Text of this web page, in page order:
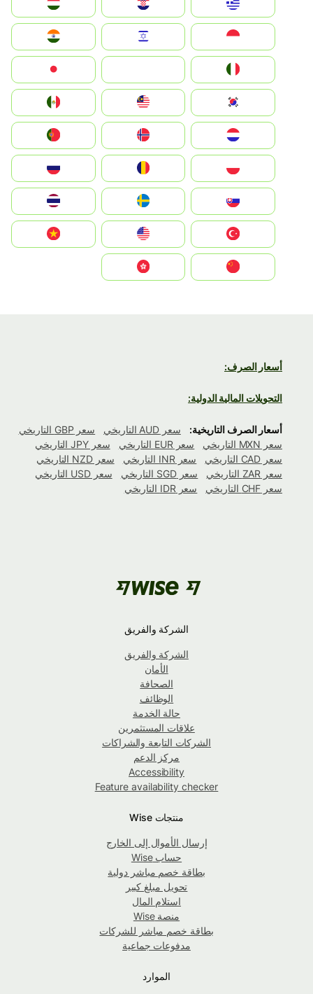
Hrvatska
Magyarország
Indonesia
South Korea
Nederland
Portugal
România
Slovensko
United States
Vietnam
أسعار الصرف:
التحويلات المالية الدولية:
أسعار الصرف التاريخية: سعر AUD التاريخي
سعر GBP التاريخي
سعر MXN التاريخي
سعر EUR التاريخي
سعر JPY التاريخي
سعر CAD التاريخي
سعر INR التاريخي
سعر NZD التاريخي
سعر ZAR التاريخي
سعر SGD التاريخي
سعر USD التاريخي
سعر CHF التاريخي
سعر IDR التاريخي
الشركة والفريق
الشركة والفريق
الأمان
الصحافة
الوظائف
حالة الخدمة
علاقات المستثمرين
الشركات التابعة والشراكات
مركز الدعم
Accessibility
Feature availability checker
منتجات Wise
إرسال الأموال إلى الخارج
حساب Wise
بطاقة خصم مباشر دولية
تحويل مبلغ كبير
استلام المال
منصة Wise
بطاقة خصم مباشر للشركات
مدفوعات جماعية
الموارد